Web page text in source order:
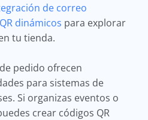
de correo
dinámicos para explorar
tu tienda.
pedido ofrecen
para sistemas de
Si organizas eventos o
crear códigos QR